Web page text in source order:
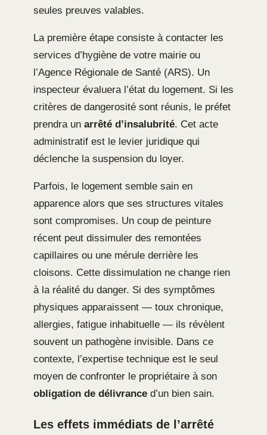
seules preuves valables.
La première étape consiste à contacter les
services d’hygiène de votre mairie ou
l’Agence Régionale de Santé (ARS). Un
inspecteur évaluera l’état du logement. Si les
critères de dangerosité sont réunis, le préfet
prendra un arrêté d’insalubrité. Cet acte
administratif est le levier juridique qui
déclenche la suspension du loyer.
Parfois, le logement semble sain en
apparence alors que ses structures vitales
sont compromises. Un coup de peinture
récent peut dissimuler des remontées
capillaires ou une mérule derrière les
cloisons. Cette dissimulation ne change rien
à la réalité du danger. Si des symptômes
physiques apparaissent — toux chronique,
allergies, fatigue inhabituelle — ils révèlent
souvent un pathogène invisible. Dans ce
contexte, l’expertise technique est le seul
moyen de confronter le propriétaire à son
obligation de délivrance d’un bien sain.
Les effets immédiats de l’arrêté